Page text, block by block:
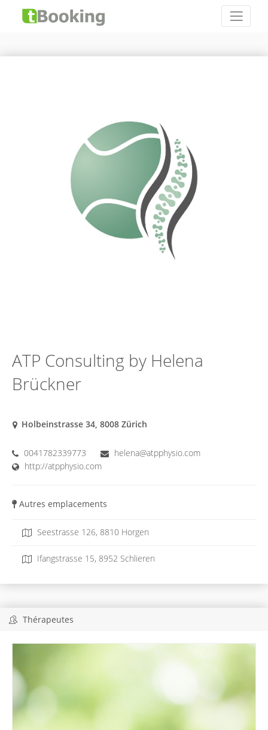
ATP Consulting by Helena
Brückner
Holbeinstrasse 34, 8008 Zürich
0041782339773
helena@atpphysio.com
http://atpphysio.com
Autres emplacements
Seestrasse 126, 8810 Horgen
Ifangstrasse 15, 8952 Schlieren
Thérapeutes